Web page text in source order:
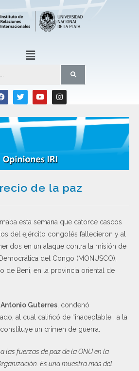
de la paz
esta semana que catorce cascos
del ejército congolés fallecieron y al
en un ataque contra la misión de
del Congo (MONUSCO),
de Beni, en la provincia oriental de
Antonio Guterres , condenó
al cual calificó de “inaceptable”, a la
un crimen de guerra.
las fuerzas de paz de la ONU en la
Es una muestra más del